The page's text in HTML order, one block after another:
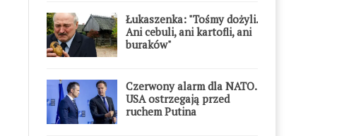
Łukaszenka: "Tośmy dożyli.
Ani cebuli, ani kartofli, ani
buraków"
Czerwony alarm dla NATO.
USA ostrzegają przed
ruchem Putina